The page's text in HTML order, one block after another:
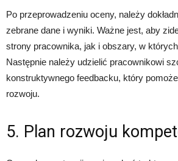
Po przeprowadzeniu oceny, należy
zebrane dane i wyniki. Ważne jest, aby
strony pracownika, jak i obszary, w
Następnie należy udzielić pracownikowi
konstruktywnego feedbacku, który
rozwoju.
5. Plan rozwoju